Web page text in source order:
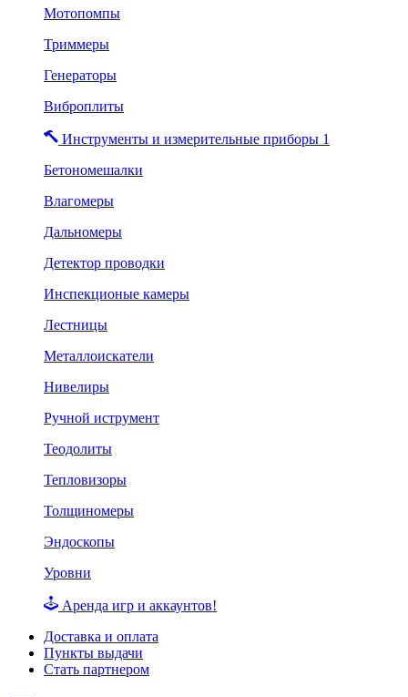
Мотопомпы
Триммеры
Генераторы
Виброплиты
Инструменты и измерительные приборы 1
Бетономешалки
Влагомеры
Дальномеры
Детектор проводки
Инспекционые камеры
Лестницы
Металлоискатели
Нивелиры
Ручной иструмент
Теодолиты
Тепловизоры
Толщиномеры
Эндоскопы
Уровни
Аренда игр и аккаунтов!
Доставка и оплата
Пункты выдачи
Стать партнером